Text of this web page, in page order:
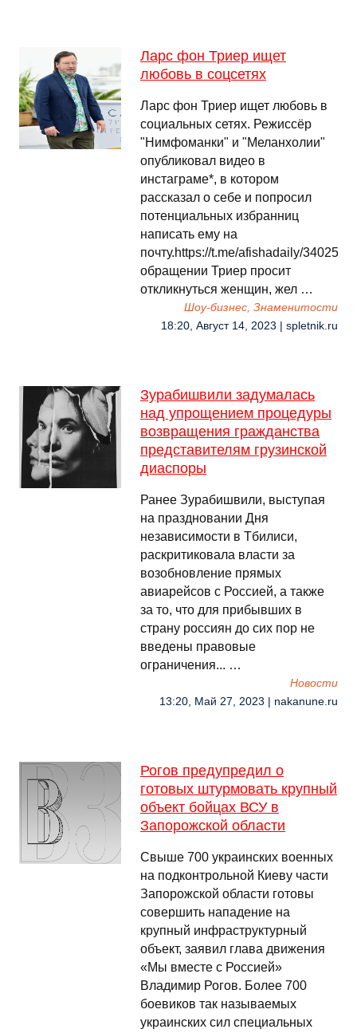
Ларс фон Триер ищет
любовь в соцсетях
Ларс фон Триер ищет любовь в
социальных сетях. Режиссёр
"Нимфоманки" и "Меланхолии"
опубликовал видео в
инстаграме*, в котором
рассказал о себе и попросил
потенциальных избранниц
написать ему на
почту.https://t.me/afishadaily/34025В
обращении Триер просит
откликнуться женщин, жел …
Шоу-бизнес, Знаменитости
18:20, Август 14, 2023 | spletnik.ru
Зурабишвили задумалась
над упрощением процедуры
возвращения гражданства
представителям грузинской
диаспоры
Ранее Зурабишвили, выступая
на праздновании Дня
независимости в Тбилиси,
раскритиковала власти за
возобновление прямых
авиарейсов с Россией, а также
за то, что для прибывших в
страну россиян до сих пор не
введены правовые
ограничения... …
Новости
13:20, Май 27, 2023 | nakanune.ru
Рогов предупредил о
готовых штурмовать крупный
объект бойцах ВСУ в
Запорожской области
Свыше 700 украинских военных
на подконтрольной Киеву части
Запорожской области готовы
совершить нападение на
крупный инфраструктурный
объект, заявил глава движения
«Мы вместе с Россией»
Владимир Рогов. Более 700
боевиков так называемых
украинских сил специальных